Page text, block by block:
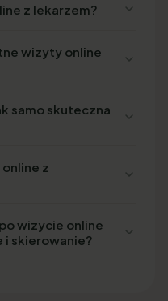
z lekarzem?
wizyty online
samo skuteczna
z
wizycie online
skierowanie?